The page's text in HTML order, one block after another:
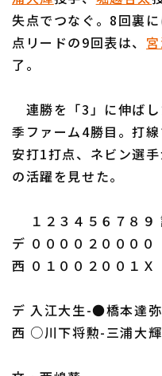
利用規約
運営会社（別ウィンドウで開く）
失点でつなぐ。8回裏
点リードの9回表は、
了。
連勝を「3」に伸ば
季ファーム4勝目。打
安打1打点、ネビン選
の活躍を見せた。
１２３４５６７８９
デ ００００２００００
西 ０１００２００１Ｘ
デ 入江大生-●橋本達
西 ○川下将勲-三浦大